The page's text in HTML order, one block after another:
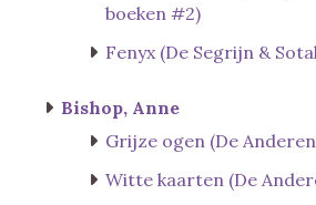
boeken #2)
Fenyx (De Segrijn &
Bishop, Anne
Grijze ogen (De
Witte kaarten (De